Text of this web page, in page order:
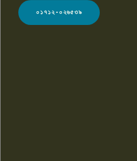
LOGO০১৭১২-০২৬৫৩৯